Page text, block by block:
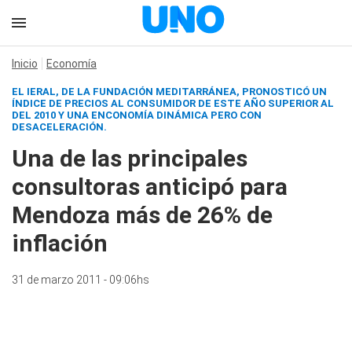
Inicio Economía
EL IERAL, DE LA FUNDACIÓN MEDITARRÁNEA, PRONOSTICÓ UN
ÍNDICE DE PRECIOS AL CONSUMIDOR DE ESTE AÑO SUPERIOR AL
DEL 2010 Y UNA ENCONOMÍA DINÁMICA PERO CON
DESACELERACIÓN.
Una de las principales
consultoras anticipó para
Mendoza más de 26% de
inflación
31 de marzo 2011 - 09:06hs